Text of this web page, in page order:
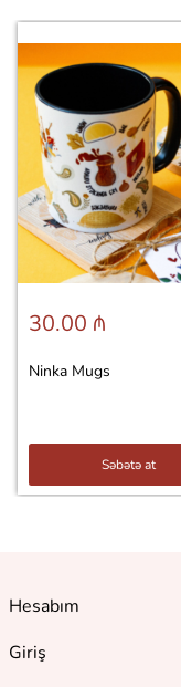
30.00 ₼
Ninka Mugs
Səbətə at
Hesabım
Giriş